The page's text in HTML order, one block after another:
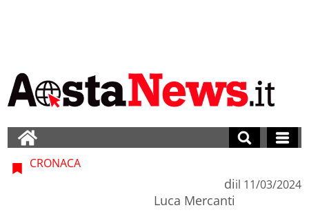
CRONACA
di
Luca Mercanti
il 11/03/2024